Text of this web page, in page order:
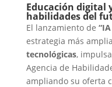
Educación digital
habilidades del
El lanzamiento de
estrategia más
tecnológicas,
Agencia de
ampliando su oferta